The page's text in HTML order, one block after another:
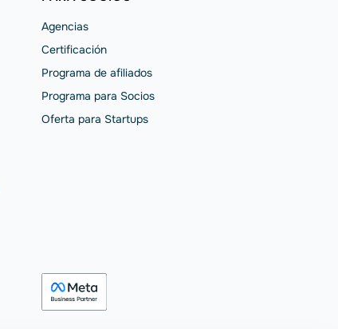
Agencias
Certificación
Programa de afiliados
Programa para Socios
Oferta para Startups